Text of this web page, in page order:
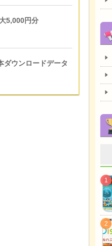
5,000円分
ダウンロードデータ